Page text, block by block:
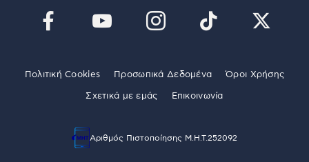
Πολιτική Cookies Προσωπικά Δεδομένα Όροι Χρήσης
Σχετικά με εμάς Επικοινωνία
Αριθμός Πιστοποίησης Μ.Η.Τ.252092